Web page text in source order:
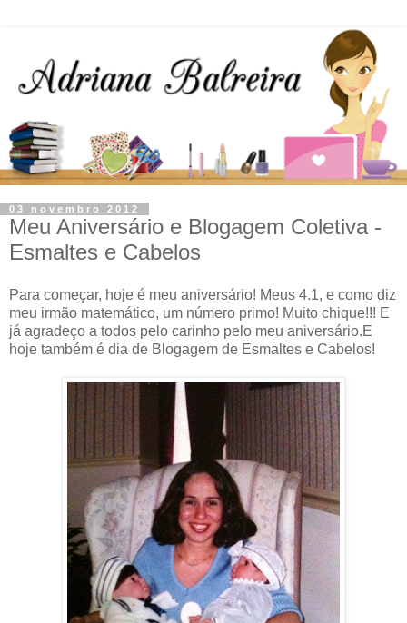
03 novembro 2012
Meu Aniversário e Blogagem Coletiva -
Esmaltes e Cabelos
Para começar, hoje é meu aniversário! Meus 4.1, e como diz
meu irmão matemático, um número primo! Muito chique!!! E
já agradeço a todos pelo carinho pelo meu aniversário.E
hoje também é dia de Blogagem de Esmaltes e Cabelos!